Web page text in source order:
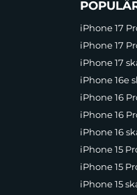
och länkar
iPhone 17
iPhone 17
iPhone 17
iPhone 16e
iPhone 16
iPhone 16
iPhone 16
iPhone 15
iPhone 15
iPhone 15